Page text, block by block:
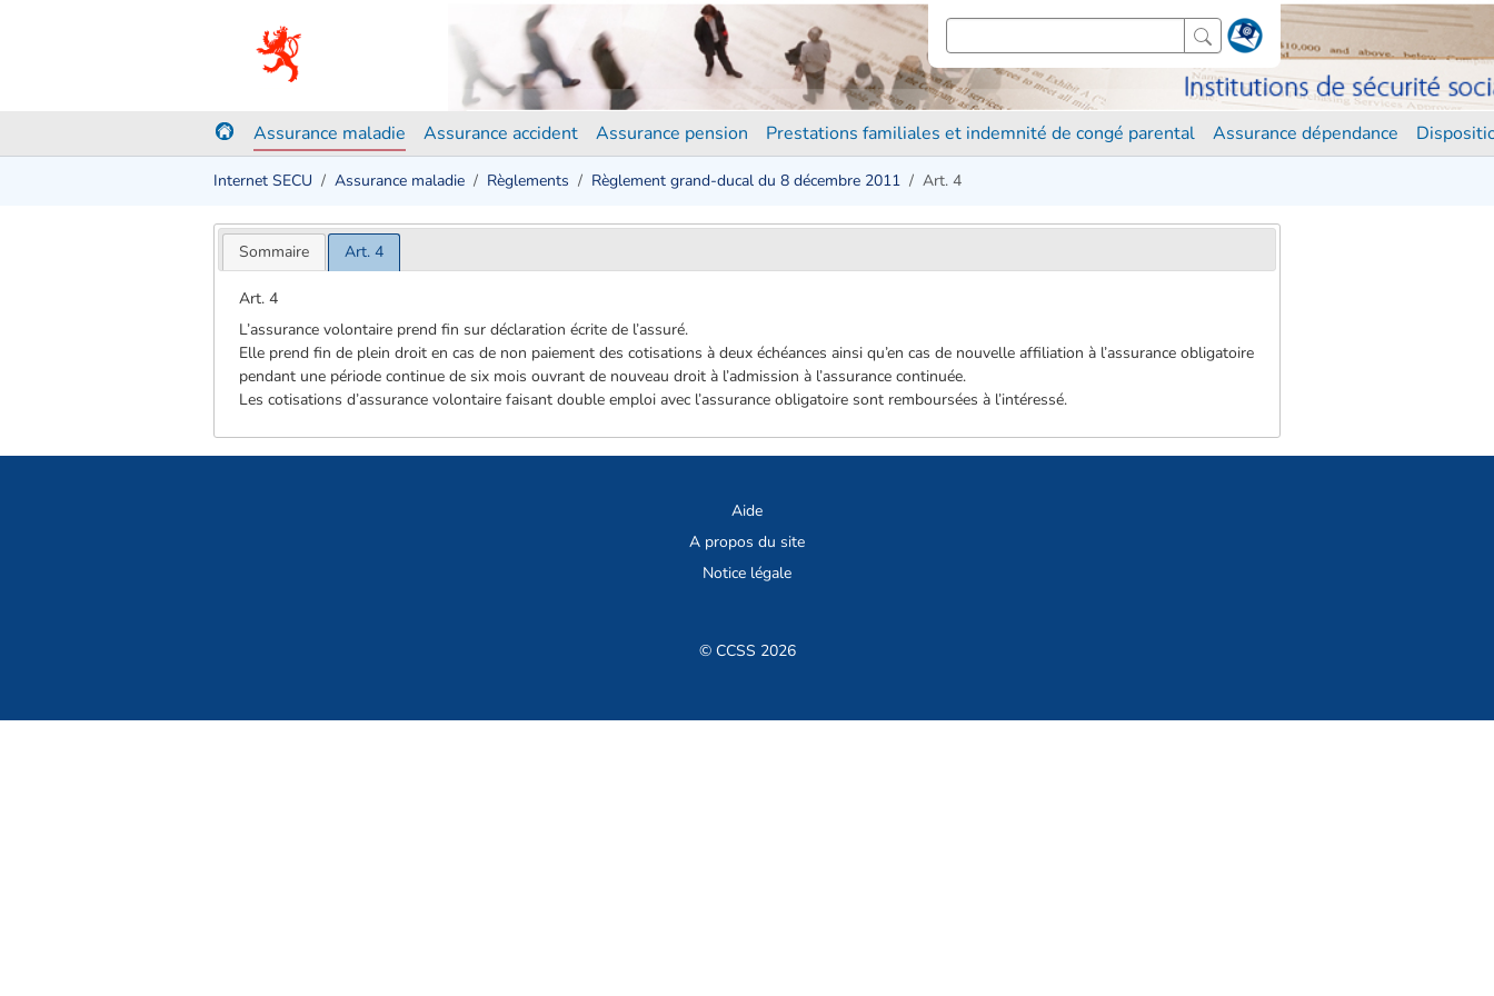
Assurance maladie Assurance accident Assurance pension Prestations familiales et indemnité de congé parental Assurance dépendance
Internet SECU Assurance maladie Règlements Règlement grand-ducal du 8 décembre 2011 Art. 4
Sommaire Art. 4
Art. 4
L’assurance volontaire prend fin sur déclaration écrite de l’assuré.
Elle prend fin de plein droit en cas de non paiement des cotisations à deux échéances ainsi qu’en cas de nouvelle affiliation à l’assurance obligatoire
pendant une période continue de six mois ouvrant de nouveau droit à l’admission à l’assurance continuée.
Les cotisations d’assurance volontaire faisant double emploi avec l’assurance obligatoire sont remboursées à l’intéressé.
Aide
A propos du site
Notice légale
© CCSS 2026